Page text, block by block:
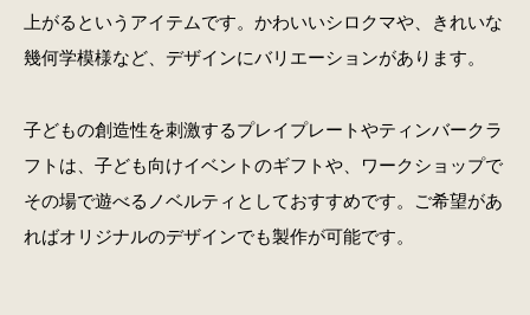
上がるというアイテムです。かわいいシロクマや、きれいな
幾何学模様など、デザインにバリエーションがあります。
子どもの創造性を刺激するプレイプレートやティンバークラ
フトは、子ども向けイベントのギフトや、ワークショップで
その場で遊べるノベルティとしておすすめです。ご希望があ
ればオリジナルのデザインでも製作が可能です。